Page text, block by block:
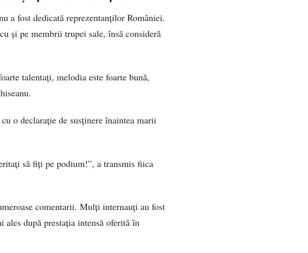
a fost dedicată reprezentanților României.
și pe membrii trupei sale, însă consideră
talentați, melodia este foarte bună,
o declarație de susținere înaintea marii
să fiți pe podium!”, a transmis fiica
comentarii. Mulți internauți au fost
ales după prestația intensă oferită în